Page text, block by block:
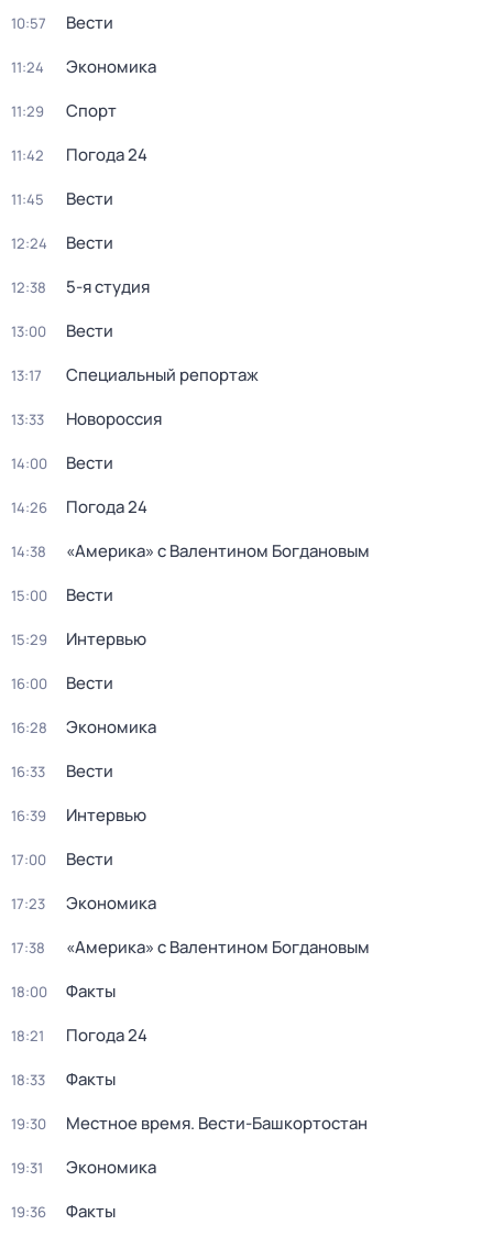
10:57 Вести
11:24 Экономика
11:29 Спорт
11:42 Погода 24
11:45 Вести
12:24 Вести
12:38 5-я студия
13:00 Вести
13:17 Специальный репортаж
13:33 Новороссия
14:00 Вести
14:26 Погода 24
14:38 «Америка» с Валентином Богдановым
15:00 Вести
15:29 Интервью
16:00 Вести
16:28 Экономика
16:33 Вести
16:39 Интервью
17:00 Вести
17:23 Экономика
17:38 «Америка» с Валентином Богдановым
18:00 Факты
18:21 Погода 24
18:33 Факты
19:30 Местное время. Вести-Башкортостан
19:31 Экономика
19:36 Факты